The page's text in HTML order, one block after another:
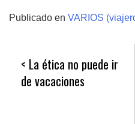
Publicado en VARIOS
Navegación
de
La ética no puede ir
de vacaciones